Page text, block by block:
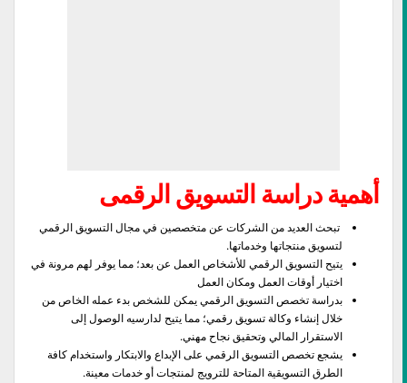
أهمية دراسة التسويق الرقمى
تبحث العديد من الشركات عن متخصصين في مجال التسويق الرقمي
لتسويق منتجاتها وخدماتها.
يتيح التسويق الرقمي للأشخاص العمل عن بعد؛ مما يوفر لهم مرونة في
اختيار أوقات العمل ومكان العمل
بدراسة تخصص التسويق الرقمي يمكن للشخص بدء عمله الخاص من
خلال إنشاء وكالة تسويق رقمي؛ مما يتيح لدارسيه الوصول إلى
الاستقرار المالي وتحقيق نجاح مهني.
يشجع تخصص التسويق الرقمي على الإبداع والابتكار واستخدام كافة
الطرق التسويقية المتاحة للترويج لمنتجات أو خدمات معينة.